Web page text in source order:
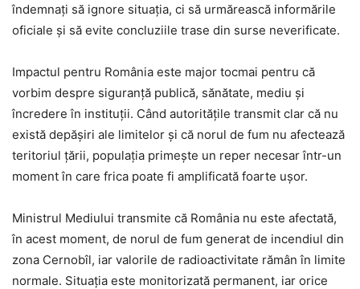
îndemnați să ignore situația, ci să urmărească informările
oficiale și să evite concluziile trase din surse neverificate.
Impactul pentru România este major tocmai pentru că
vorbim despre siguranță publică, sănătate, mediu și
încredere în instituții. Când autoritățile transmit clar că nu
există depășiri ale limitelor și că norul de fum nu afectează
teritoriul țării, populația primește un reper necesar într-un
moment în care frica poate fi amplificată foarte ușor.
Ministrul Mediului transmite că România nu este afectată,
în acest moment, de norul de fum generat de incendiul din
zona Cernobîl, iar valorile de radioactivitate rămân în limite
normale. Situația este monitorizată permanent, iar orice